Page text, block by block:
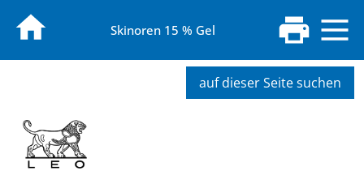
Skinoren 15 % Gel
auf dieser Seite suchen